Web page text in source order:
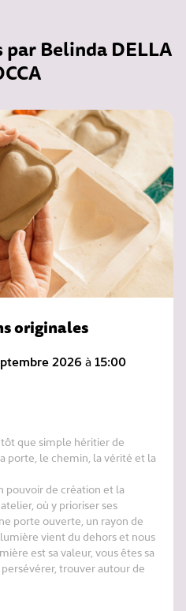
Belinda DELLA
originales
2026 à 15:00
que simple héritier de
porte, le chemin, la vérité et la
pouvoir de création et la
où y prioriser ses
porte ouverte, un rayon de
vient du dehors et nous
est sa valeur, vous êtes sa
trouver autour de